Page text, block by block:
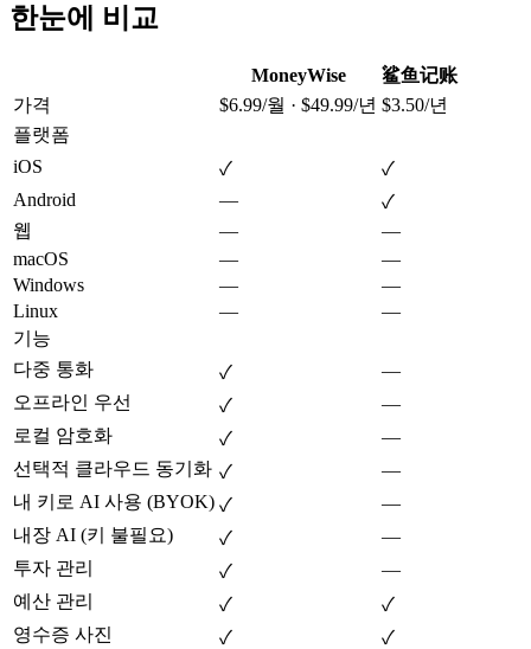
한눈에 비교
MoneyWise
鲨鱼记账
가격
$6.99/월 · $49.99/년 $3.50/년
플랫폼
iOS
✓
✓
Android
—
✓
웹
—
—
macOS
—
—
Windows
—
—
Linux
—
—
기능
다중 통화
✓
—
오프라인 우선
✓
—
로컬 암호화
✓
—
선택적 클라우드 동기화 ✓
—
내 키로 AI 사용 (BYOK) ✓
—
내장 AI (키 불필요)
✓
—
투자 관리
✓
—
예산 관리
✓
✓
영수증 사진
✓
✓